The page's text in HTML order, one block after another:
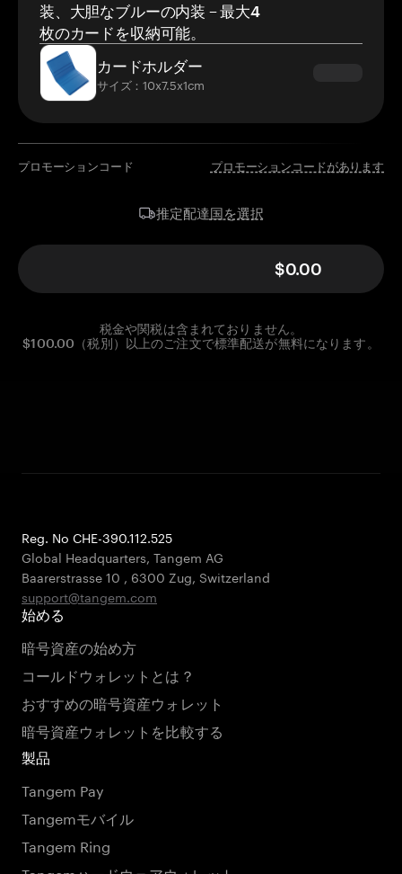
装、大胆なブルーの内装 – 最大4
枚のカードを収納可能。
カードホルダー
サイズ：10x7.5x1cm
プロモーションコード プロモーションコードがあります
推定配達国を選択
$0.00
税金や関税は含まれておりません。
$100.00（税別）以上のご注文で標準配送が無料になります。
Reg. No CHE-390.112.525
Global Headquarters, Tangem AG
Baarerstrasse 10 , 6300 Zug, Switzerland
support@tangem.com
始める
暗号資産の始め方
コールドウォレットとは？
おすすめの暗号資産ウォレット
暗号資産ウォレットを比較する
製品
Tangem Pay
Tangemモバイル
Tangem Ring